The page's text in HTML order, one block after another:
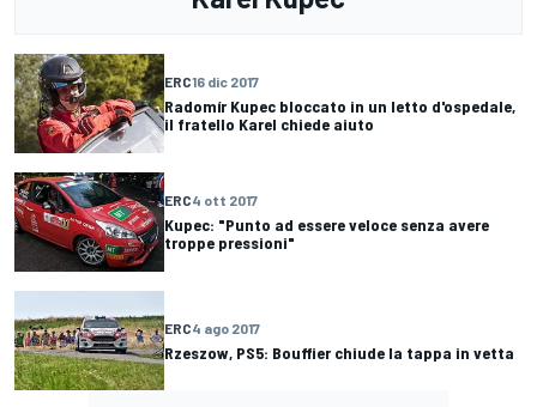
ERC16 dic 2017
Radomír Kupec bloccato in un letto d'ospedale,
il fratello Karel chiede aiuto
ERC4 ott 2017
Kupec: "Punto ad essere veloce senza avere
troppe pressioni"
ERC4 ago 2017
Rzeszow, PS5: Bouffier chiude la tappa in vetta